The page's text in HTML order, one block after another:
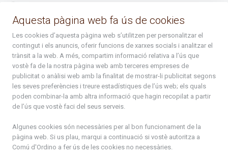
atenciociutadana@ordino.ad
+376 878 100
De Dl. a Dv. : de 8 a 16h (els divendres a partir de l'1 de juny
fins al divendres de la setmana de Meritxell : de 8 a 14h)
Subscriu-te
Aquesta pàgina web fa ús de cookies
Les cookies d’aquesta pàgina web s’utilitzen per personalitzar el
contingut i els anuncis, oferir funcions de xarxes socials i analitzar el
trànsit a la web. A més, compartim informació relativa a l’ús que
vostè fa de la nostra pàgina web amb terceres empreses de
publicitat o anàlisi web amb la finalitat de mostrar-li publicitat segons
les seves preferències i treure estadístiques de l’ús web; els quals
poden combinar-la amb altra informació que hagin recopilat a partir
de l’ús que vostè faci del seus serveis.
Algunes cookies són necessàries per al bon funcionament de la
pàgina web. Si us plau, marqui a continuació si vostè autoritza a
Comú d'Ordino a fer ús de les cookies no necessàries.